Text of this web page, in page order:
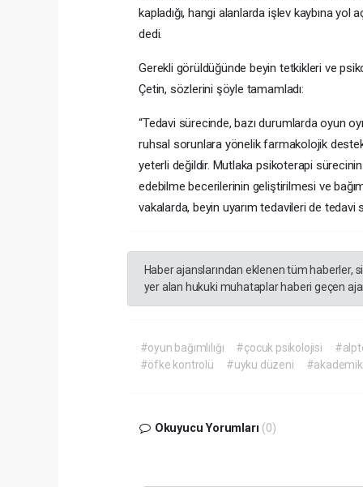
kapladığı, hangi alanlarda işlev kaybına yol
dedi.
Gerekli görüldüğünde beyin tetkikleri ve
Çetin, sözlerini şöyle tamamladı:
“Tedavi sürecinde, bazı durumlarda oyun
ruhsal sorunlara yönelik farmakolojik
yeterli değildir. Mutlaka psikoterapi
edebilme becerilerinin geliştirilmesi ve
vakalarda, beyin uyarım tedavileri de tedavi
Haber ajanslarından eklenen tüm haberler,
yer alan hukuki muhataplar haberi geçen
#oyun bağımlılığı #çocuk psikolojisi
#öfke kontrolü
#uyku düzeni #akademik
Okuyucu Yorumları (0)